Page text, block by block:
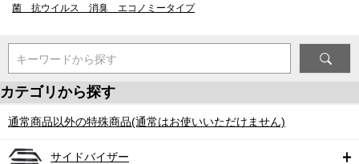
菌 抗ウイルス 消臭 エコノミータイプ
キーワードから探す
カテゴリから探す
通常商品以外の特殊商品(通常はお使いいただけません)
サイドバイザー